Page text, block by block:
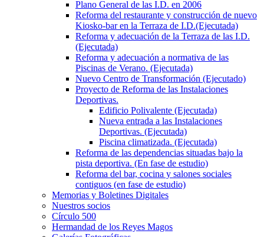
Plano General de las I.D. en 2006
Reforma del restaurante y construcción de nuevo
Kiosko-bar en la Terraza de I.D.(Ejecutada)
Reforma y adecuación de la Terraza de las I.D.
(Ejecutada)
Reforma y adecuación a normativa de las
Piscinas de Verano. (Ejecutada)
Nuevo Centro de Transformación (Ejecutado)
Proyecto de Reforma de las Instalaciones
Deportivas.
Edificio Polivalente (Ejecutada)
Nueva entrada a las Instalaciones
Deportivas. (Ejecutada)
Piscina climatizada. (Ejecutada)
Reforma de las dependencias situadas bajo la
pista deportiva. (En fase de estudio)
Reforma del bar, cocina y salones sociales
contiguos (en fase de estudio)
Memorias y Boletines Digitales
Nuestros socios
Círculo 500
Hermandad de los Reyes Magos